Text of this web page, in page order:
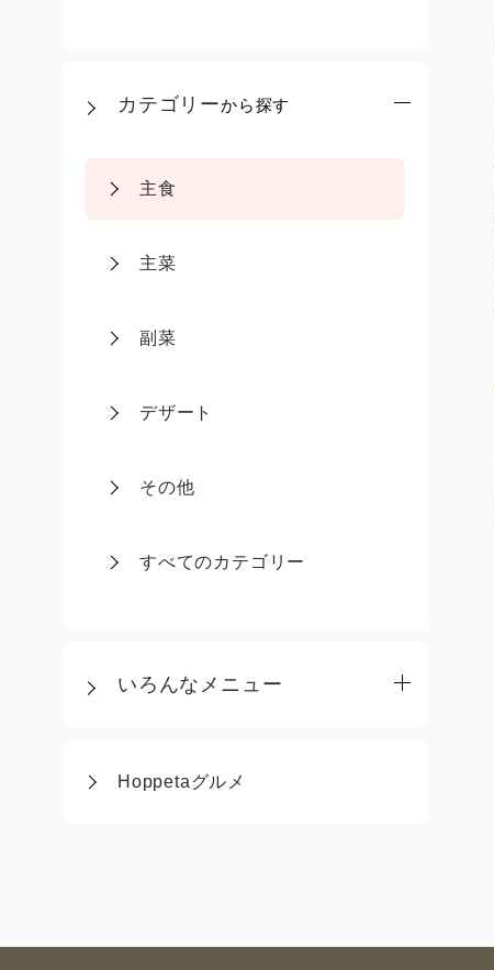
カテゴリーから探す
主食
主菜
副菜
デザート
その他
すべてのカテゴリー
いろんなメニュー
Hoppetaグルメ